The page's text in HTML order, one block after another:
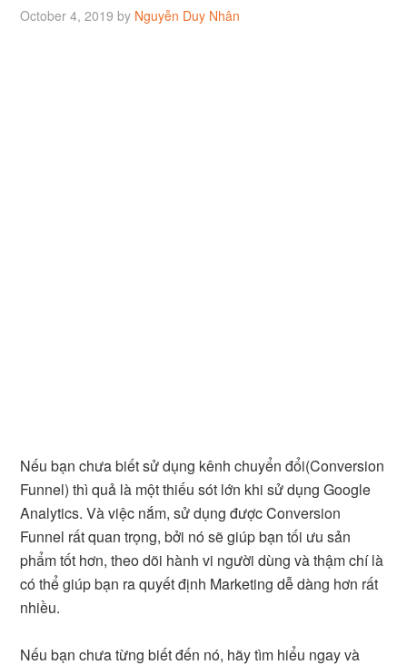
October 4, 2019 by Nguyễn Duy Nhân
Nếu bạn chưa biết sử dụng kênh chuyển đổi(Conversion
Funnel) thì quả là một thiếu sót lớn khi sử dụng Google
Analytics. Và việc nắm, sử dụng được Conversion
Funnel rất quan trọng, bởi nó sẽ giúp bạn tối ưu sản
phẩm tốt hơn, theo dõi hành vi người dùng và thậm chí là
có thể giúp bạn ra quyết định Marketing dễ dàng hơn rất
nhiều.
Nếu bạn chưa từng biết đến nó, hãy tìm hiểu ngay và